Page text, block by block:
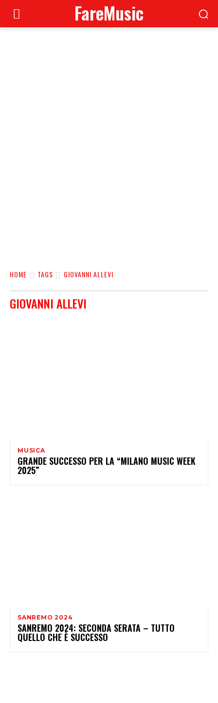
FareMusic
HOME TAGS GIOVANNI ALLEVI
GIOVANNI ALLEVI
MUSICA
GRANDE SUCCESSO PER LA “MILANO MUSIC WEEK
2025”
SANREMO 2024
SANREMO 2024: SECONDA SERATA – TUTTO
QUELLO CHE È SUCCESSO